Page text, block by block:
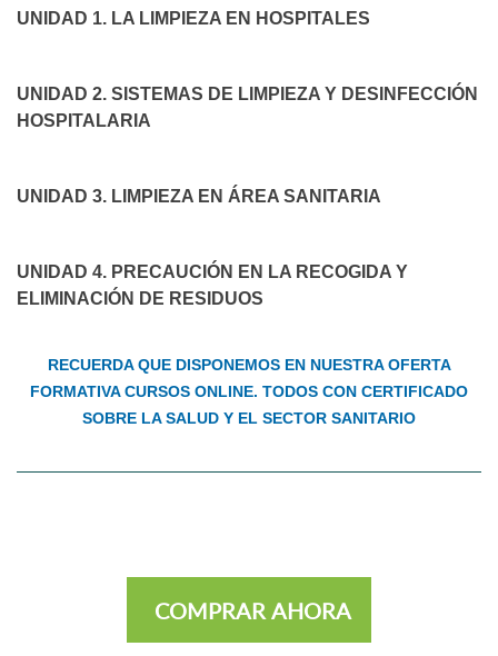
UNIDAD 1. LA LIMPIEZA EN HOSPITALES
UNIDAD 2. SISTEMAS DE LIMPIEZA Y DESINFECCIÓN
HOSPITALARIA
UNIDAD 3. LIMPIEZA EN ÁREA SANITARIA
UNIDAD 4. PRECAUCIÓN EN LA RECOGIDA Y
ELIMINACIÓN DE RESIDUOS
RECUERDA QUE DISPONEMOS EN NUESTRA OFERTA
FORMATIVA CURSOS ONLINE. TODOS CON CERTIFICADO
SOBRE LA SALUD Y EL SECTOR SANITARIO
COMPRAR AHORA